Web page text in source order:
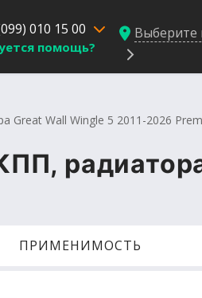
010 15 00
помощь?
Выберите
Great Wall Wingle 5 2011-2026
ПРИМЕНИМОСТЬ